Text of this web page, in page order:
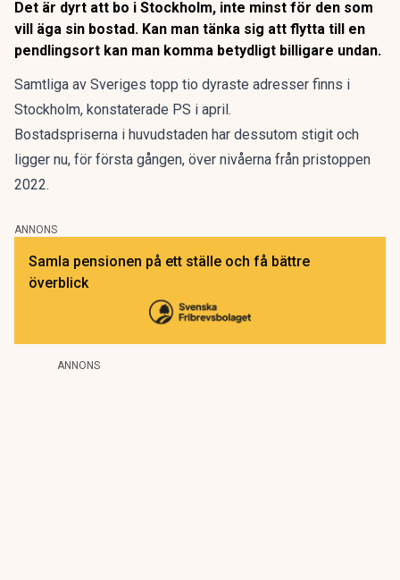
Det är dyrt att bo i Stockholm, inte minst för den som
vill äga sin bostad. Kan man tänka sig att flytta till en
pendlingsort kan man komma betydligt billigare undan.
Samtliga av Sveriges topp tio dyraste adresser finns i
Stockholm, konstaterade PS i april.
Bostadspriserna i huvudstaden har dessutom stigit och
ligger nu, för första gången, över nivåerna från pristoppen
2022.
ANNONS
Samla pensionen på ett ställe och få bättre
överblick
ANNONS